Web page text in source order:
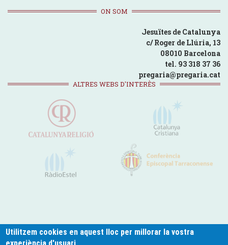
ON SOM
Jesuïtes de Catalunya
c/ Roger de Llúria, 13
08010 Barcelona
tel. 93 318 37 36
pregaria@pregaria.cat
ALTRES WEBS D'INTERÈS
Utilitzem cookies en aquest lloc per millorar la vostra